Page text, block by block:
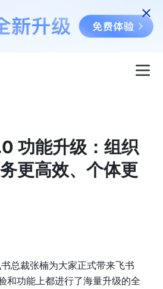
功能升级：组织
更高效、个体更
总裁张楠为大家正式带来飞书
和功能上都进行了海量升级的全